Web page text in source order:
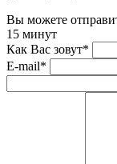
Вы можете
15 минут
Как Вас зовут*
E-mail*